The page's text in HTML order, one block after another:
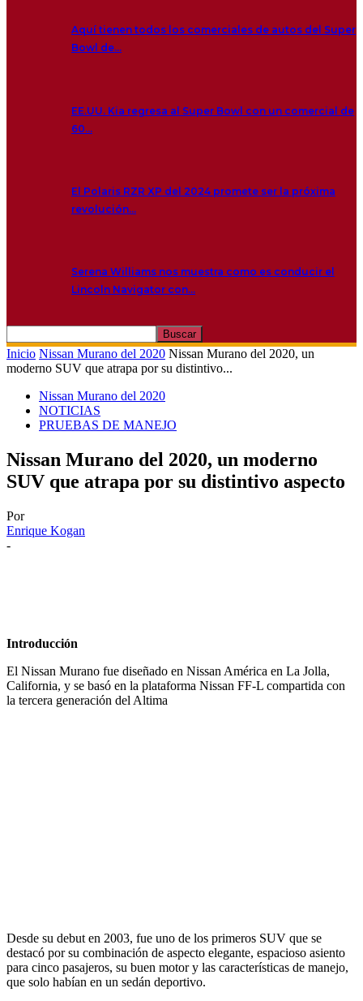
Aquí tienen todos los comerciales de autos del Super
Bowl de…
EE.UU. Kia regresa al Super Bowl con un comercial de
60…
El Polaris RZR XP del 2024 promete ser la próxima
revolución…
Serena Williams nos muestra como es conducir el
Lincoln Navigator con…
Inicio Nissan Murano del 2020 Nissan Murano del 2020, un
moderno SUV que atrapa por su distintivo...
Nissan Murano del 2020
NOTICIAS
PRUEBAS DE MANEJO
Nissan Murano del 2020, un moderno
SUV que atrapa por su distintivo aspecto
Por
Enrique Kogan
-
Introducción
El Nissan Murano fue diseñado en Nissan América en La Jolla,
California, y se basó en la plataforma Nissan FF-L compartida con
la tercera generación del Altima
Desde su debut en 2003, fue uno de los primeros SUV que se
destacó por su combinación de aspecto elegante, espacioso asiento
para cinco pasajeros, su buen motor y las características de manejo,
que solo habían en un sedán deportivo.